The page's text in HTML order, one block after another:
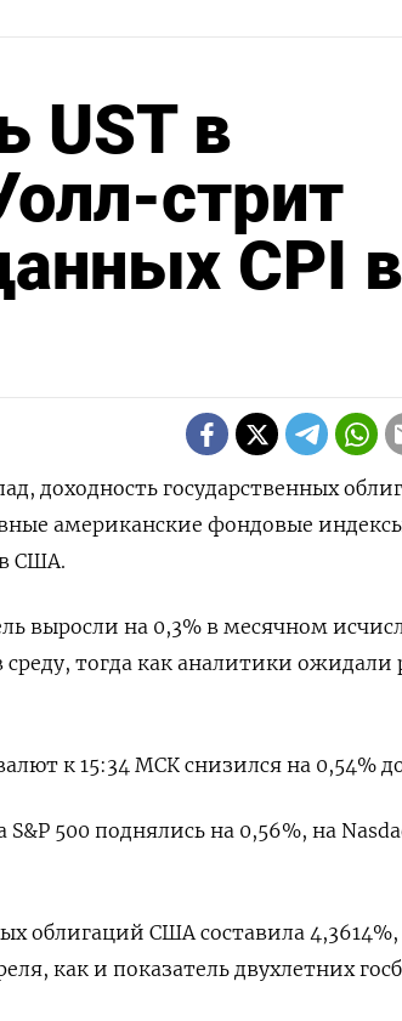
UST в
стрит
CPI в
доходность государственных
американские фондовые
США.
выросли на 0,3% в месячном
тогда как аналитики ожидали
к 15:34 МСК снизился на 0,54%
500 поднялись на 0,56%, на
облигаций США составила 4,3614%,
как и показатель двухлетних